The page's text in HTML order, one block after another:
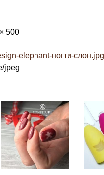
500
elephant-ногти-слон.jpg
jpeg